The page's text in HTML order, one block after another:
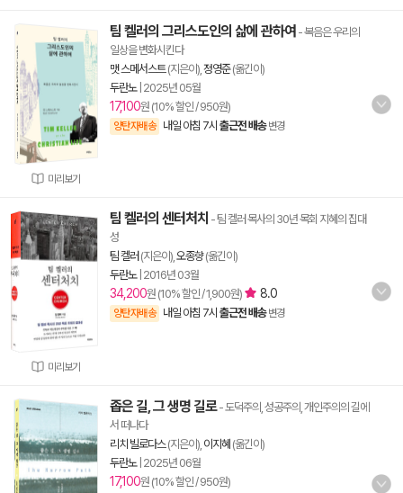
미리보기
팀 켈러의 그리스도인의 삶에 관하여 - 복음은 우리의
일상을 변화시킨다
맷 스메서스트(지은이), 정영준(옮긴이)
두란노| 2025년 05월
17,100원 (10% 할인 / 950원)
양탄자배송 내일 아침 7시 출근전 배송 변경
미리보기
팀 켈러의 센터처치 - 팀 켈러 목사의 30년 목회 지혜의 집대
성
팀 켈러 (지은이), 오종향(옮긴이)
두란노| 2016년 03월
34,200원 (10% 할인 / 1,900원) 8.0
양탄자배송 내일 아침 7시 출근전 배송 변경
좁은 길, 그 생명 길로- 도덕주의, 성공주의, 개인주의의 길에
서 떠나다
리치 빌로다스(지은이), 이지혜 (옮긴이)
두란노| 2025년 06월
17,100원 (10% 할인 / 950원)